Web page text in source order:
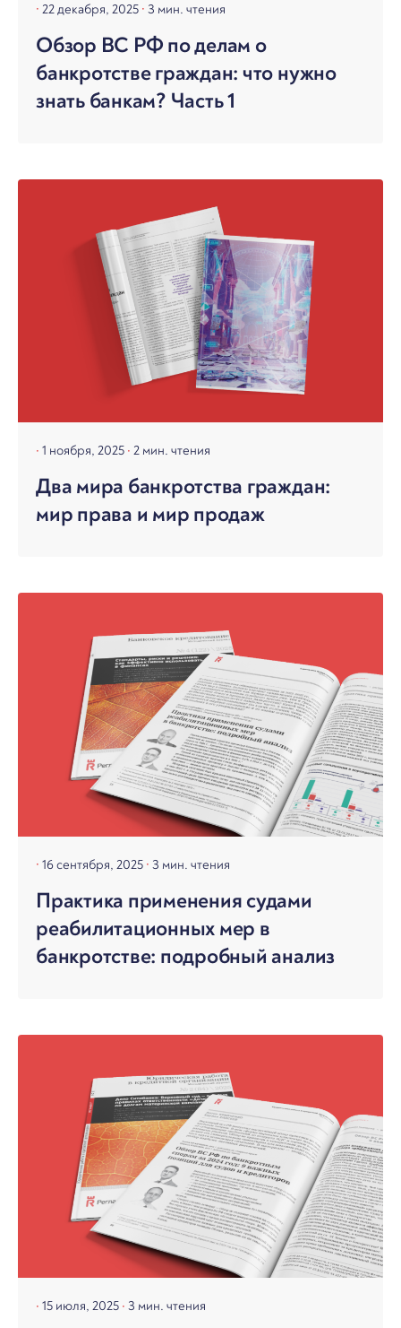
22 декабря, 2025 3 мин. чтения
Обзор ВС РФ по делам о
банкротстве граждан: что нужно
знать банкам? Часть 1
1 ноября, 2025 2 мин. чтения
Два мира банкротства граждан:
мир права и мир продаж
16 сентября, 2025 3 мин. чтения
Практика применения судами
реабилитационных мер в
банкротстве: подробный анализ
15 июля, 2025 3 мин. чтения